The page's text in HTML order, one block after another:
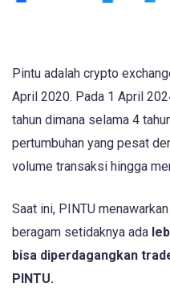
Pintu adalah crypto
April 2020. Pada 1 April
tahun dimana selama 4
pertumbuhan yang pesat
volume transaksi hingga
Saat ini, PINTU
beragam setidaknya ada
bisa diperdagangkan
PINTU.